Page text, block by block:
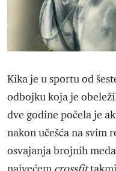
Kika je u sportu od
odbojku koja je
dve godine počela je
nakon učešća na svim
osvajanja brojnih